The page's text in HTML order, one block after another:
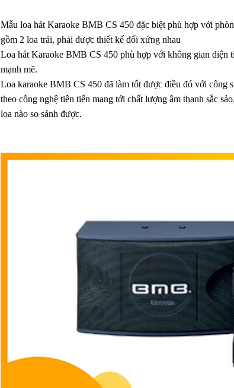
Mẫu loa hát Karaoke BMB CS 450 đặc biệt phù hợp với
gồm 2 loa trái, phải được thiết kế đối xứng nhau
Loa hát Karaoke BMB CS 450 phù hợp với không gian diện
mạnh mẽ.
Loa karaoke BMB CS 450 đã làm tốt được điều đó với công
theo công nghệ tiên tiến mang tới chất lượng âm thanh sắc
loa nào so sánh được.